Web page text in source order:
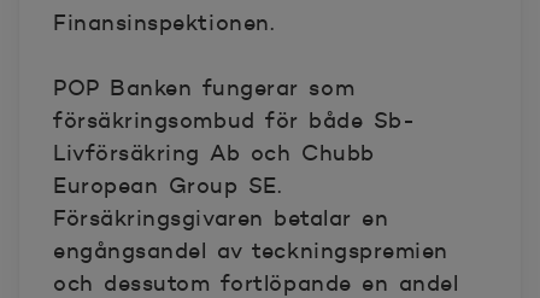
Finansinspektionen.
POP Banken fungerar som
försäkringsombud för både Sb-
Livförsäkring Ab och Chubb
European Group SE.
Försäkringsgivaren betalar en
engångsandel av teckningspremien
och dessutom fortlöpande en andel